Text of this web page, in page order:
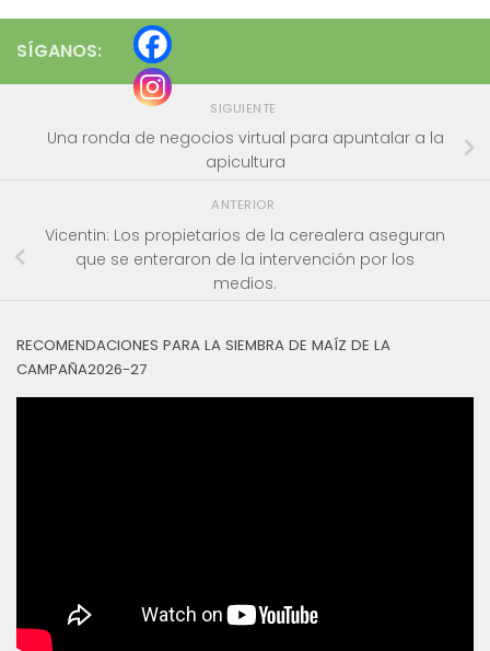
SÍGANOS:
SIGUIENTE
Una ronda de negocios virtual para apuntalar a la
apicultura
ANTERIOR
Vicentin: Los propietarios de la cerealera aseguran
que se enteraron de la intervención por los
medios.
RECOMENDACIONES PARA LA SIEMBRA DE MAÍZ DE LA
CAMPAÑA2026-27